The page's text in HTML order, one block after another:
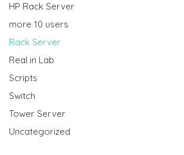
HP Rack Server
more 10 users
Rack Server
Real in Lab
Scripts
Switch
Tower Server
Uncategorized